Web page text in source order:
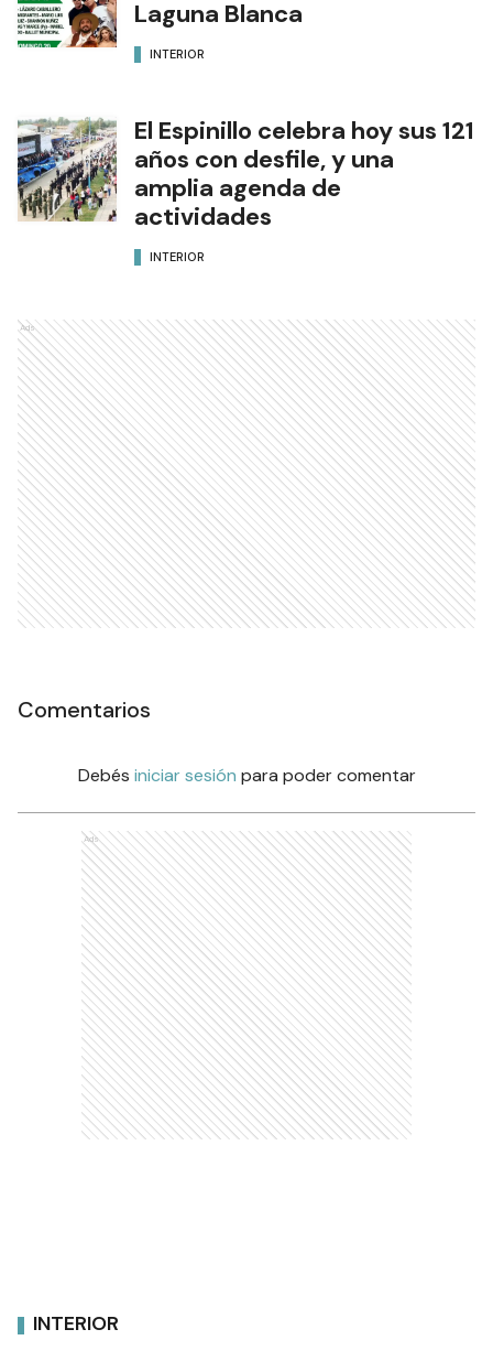
Laguna Blanca
INTERIOR
El Espinillo celebra hoy sus 121
años con desfile, y una
amplia agenda de
actividades
INTERIOR
Ads
Comentarios
Debés iniciar sesión para poder comentar
Ads
INTERIOR